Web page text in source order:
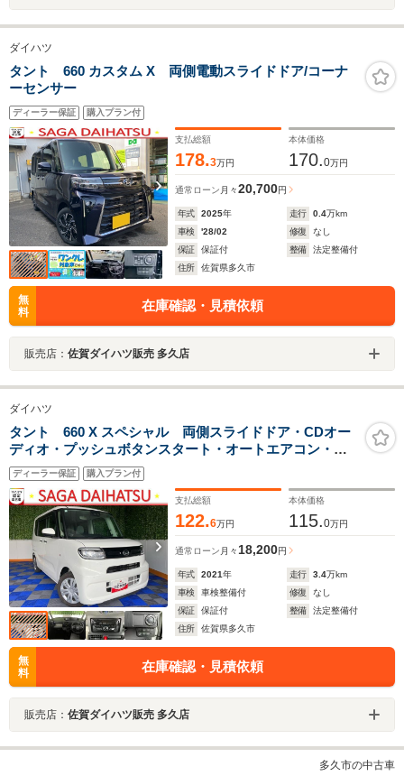
ダイハツ
タント 660 カスタム X 両側電動スライドドア/コーナ
ーセンサー
ディーラー保証 購入プラン付
支払総額
178.3万円
本体価格
170.0万円
通常ローン 月々20,700円
年式 2025年 走行 0.4万km
車検
'28/02 修復
なし
保証
保証付 整備
法定整備付
住所
佐賀県多久市
無
料
在庫確認・見積依頼
販売店： 佐賀ダイハツ販売 多久店
ダイハツ
タント 660 X スペシャル 両側スライドドア・CDオー
ディオ・プッシュボタンスタート・オートエアコン・キ
ーフリーシステム・コーナーセンサー・パワーウィンド
ウ
ディーラー保証 購入プラン付
支払総額
122.6万円
本体価格
115.0万円
通常ローン 月々 18,200円
年式 2021年 走行 3.4万km
車検
車検整備付 修復
なし
保証
保証付 整備
法定整備付
住所
佐賀県多久市
無
料
在庫確認・見積依頼
販売店： 佐賀ダイハツ販売 多久店
多久市の中古車